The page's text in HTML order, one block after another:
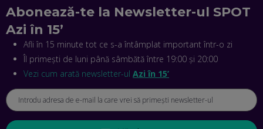
EP. 44
CRISTIAN GROZEA, BEEFAST: PREGĂTIM CEL MAI BUN
DISPECERAT AUTOMAT DE PE PIAȚĂ! CUM POATE
REVOLUȚIONA LIVRĂRILE RAPIDE, DIN ROMÂNIA PÂNĂ ÎN
ASIA
EP. 43
ANDREI NICOARĂ, EXPERT ÎN E-GUVERNARE: N-O SĂ NE
MAI MEARGĂ PREA MULT CU MANȚOGĂRII! DACĂ NU NE
Abonează-te la Newsletter-ul SPOT
Azi în 15’
Afli în 15 minute tot ce s-a întâmplat important într-o zi
Îl primești de luni până sâmbătă între 19:00 și 20:00
Vezi cum arată newsletter-ul Azi în 15’